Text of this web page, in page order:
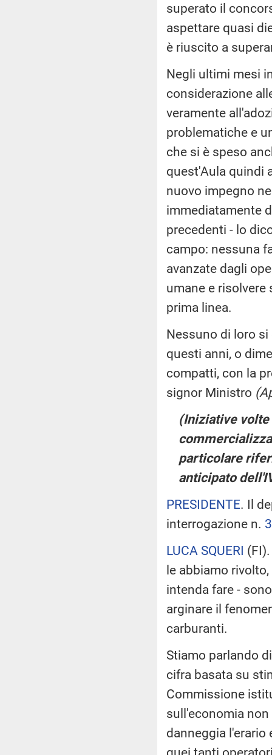
superato il
aspettare quasi
è riuscito a
Negli ultimi mesi
considerazione
veramente
problematiche e
che si è speso
quest'Aula quindi
nuovo impegno
immediatamente
precedenti - lo
campo: nessuna
avanzate dagli
umane e
prima linea.
Nessuno di loro
questi anni, o
compatti, con la
signor Ministro
(Iniziative
particolare
anticipato
PRESIDENTE. Il
interrogazione n.
LUCA SQUERI (FI
le abbiamo
intenda fare -
arginare il
carburanti.
Stiamo parlando
cifra basata su
Commissione
sull'economia
danneggia